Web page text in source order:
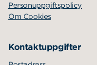
Personuppgiftspolicy
Om Cookies
Kontaktuppgifter